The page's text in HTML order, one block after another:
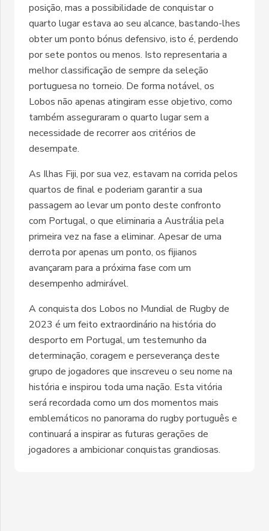
posição, mas a possibilidade de conquistar o
quarto lugar estava ao seu alcance, bastando-lhes
obter um ponto bónus defensivo, isto é, perdendo
por sete pontos ou menos. Isto representaria a
melhor classificação de sempre da seleção
portuguesa no torneio. De forma notável, os
Lobos não apenas atingiram esse objetivo, como
também asseguraram o quarto lugar sem a
necessidade de recorrer aos critérios de
desempate.
As Ilhas Fiji, por sua vez, estavam na corrida pelos
quartos de final e poderiam garantir a sua
passagem ao levar um ponto deste confronto
com Portugal, o que eliminaria a Austrália pela
primeira vez na fase a eliminar. Apesar de uma
derrota por apenas um ponto, os fijianos
avançaram para a próxima fase com um
desempenho admirável.
A conquista dos Lobos no Mundial de Rugby de
2023 é um feito extraordinário na história do
desporto em Portugal, um testemunho da
determinação, coragem e perseverança deste
grupo de jogadores que inscreveu o seu nome na
história e inspirou toda uma nação. Esta vitória
será recordada como um dos momentos mais
emblemáticos no panorama do rugby português e
continuará a inspirar as futuras gerações de
jogadores a ambicionar conquistas grandiosas.